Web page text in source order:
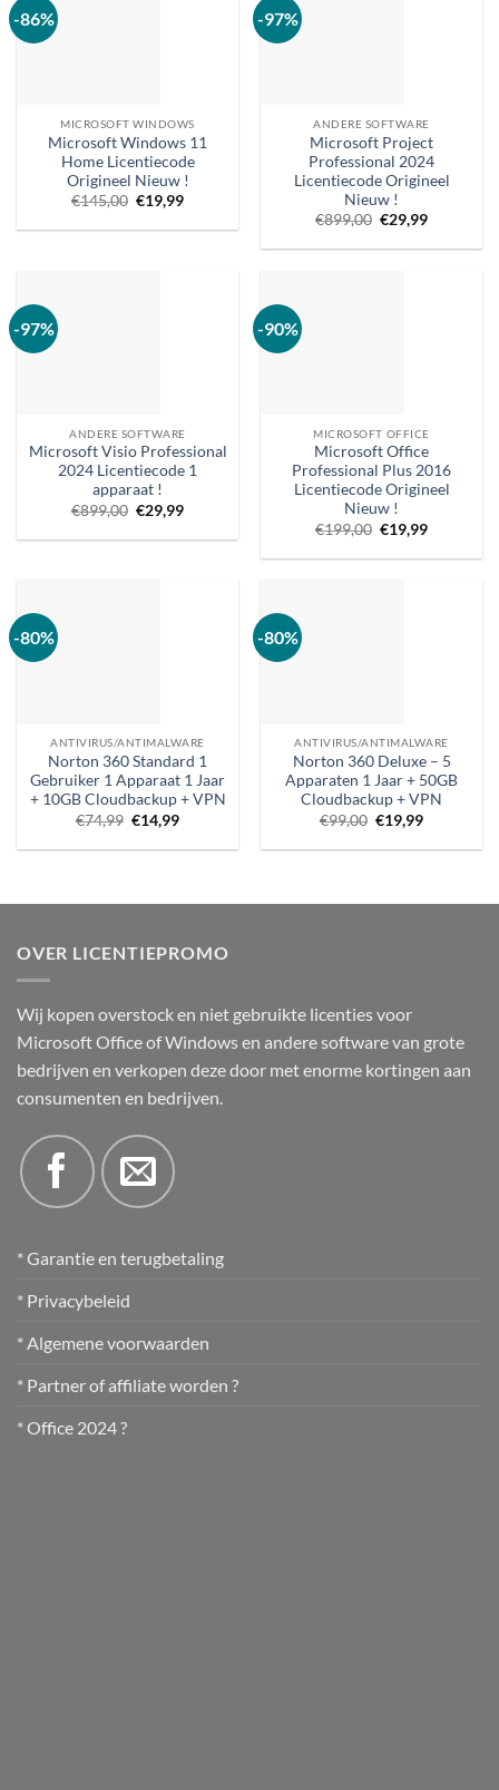
-86%
MICROSOFT WINDOWS
Microsoft Windows 11
Home Licentiecode
Origineel Nieuw !
€145,00 Oorspronkelijke
prijs
was:
€19,99Huidige
is:
-97%
ANDERE SOFTWARE
Microsoft Project
Professional 2024
Licentiecode Origineel
Nieuw !
€899,00 Oorspronkelijke
prijs
was:
€29,99Huidige
is:
-97%
ANDERE SOFTWARE
Microsoft Visio Professional
2024 Licentiecode 1
apparaat !
€899,00 Oorspronkelijke
prijs
was:
€29,99Huidige
is:
-90%
MICROSOFT OFFICE
Microsoft Office
Professional Plus 2016
Licentiecode Origineel
Nieuw !
€199,00 Oorspronkelijke
prijs
was:
€19,99Huidige
is:
-80%
ANTIVIRUS/ANTIMALWARE
Norton 360 Standard 1
Gebruiker 1 Apparaat 1 Jaar
+ 10GB Cloudbackup + VPN
€74,99 Oorspronkelijke
prijs
was:
€14,99Huidige
is:
-80%
ANTIVIRUS/ANTIMALWARE
Norton 360 Deluxe – 5
Apparaten 1 Jaar + 50GB
Cloudbackup + VPN
€99,00 Oorspronkelijke
prijs
was:
€19,99Huidige
is:
OVER LICENTIEPROMO
Wij kopen overstock en niet gebruikte licenties voor
Microsoft Office of Windows en andere software van grote
bedrijven en verkopen deze door met enorme kortingen aan
consumenten en bedrijven.
* Garantie en terugbetaling
* Privacybeleid
* Algemene voorwaarden
* Partner of affiliate worden ?
* Office 2024 ?